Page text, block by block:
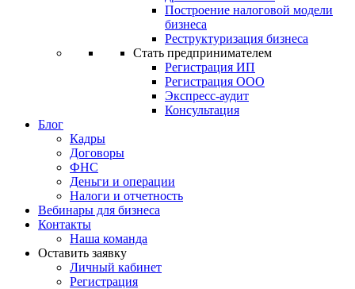
Построение налоговой модели
бизнеса
Реструктуризация бизнеса
Стать предпринимателем
Регистрация ИП
Регистрация ООО
Экспресс-аудит
Консультация
Блог
Кадры
Договоры
ФНС
Деньги и операции
Налоги и отчетность
Вебинары для бизнеса
Контакты
Наша команда
Оставить заявку
Личный кабинет
Регистрация